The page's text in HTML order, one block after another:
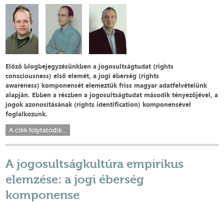
Előző blogbejegyzésünkben a jogosultságtudat (rights
consciousness) első elemét, a jogi éberség (rights
awareness) komponensét elemeztük friss magyar adatfelvételünk
alapján. Ebben a részben a jogosultságtudat második tényezőjével, a
jogok azonosításának (rights identification) komponensével
foglalkozunk.
A cikk folytatódik...
A jogosultságkultúra empirikus
elemzése: a jogi éberség
komponense